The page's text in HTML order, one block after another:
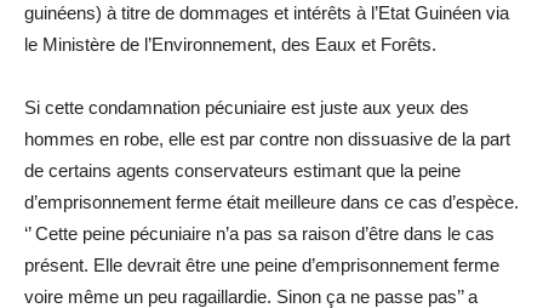
guinéens) à titre de dommages et intérêts à l’Etat Guinéen via
le Ministère de l’Environnement, des Eaux et Forêts.
Si cette condamnation pécuniaire est juste aux yeux des
hommes en robe, elle est par contre non dissuasive de la part
de certains agents conservateurs estimant que la peine
d’emprisonnement ferme était meilleure dans ce cas d’espèce.
‘’ Cette peine pécuniaire n’a pas sa raison d’être dans le cas
présent. Elle devrait être une peine d’emprisonnement ferme
voire même un peu ragaillardie. Sinon ça ne passe pas’’ a